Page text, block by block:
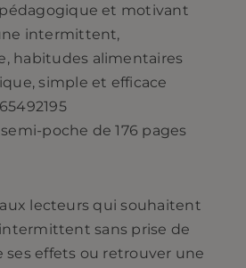
et motivant
intermittent,
habitudes alimentaires
simple et efficace
poche de 176 pages
lecteurs qui souhaitent
sans prise de
effets ou retrouver une